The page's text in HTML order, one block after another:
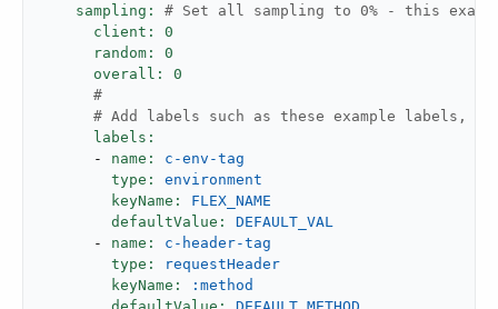
sampling:
# Set all sampling to 0% - this
client:
0
random:
0
overall:
0
#
# Add labels such as these example labels,
labels:
-
name:
c-env-tag
type:
environment
keyName:
FLEX_NAME
defaultValue:
DEFAULT_VAL
-
name:
c-header-tag
type:
requestHeader
keyName:
:method